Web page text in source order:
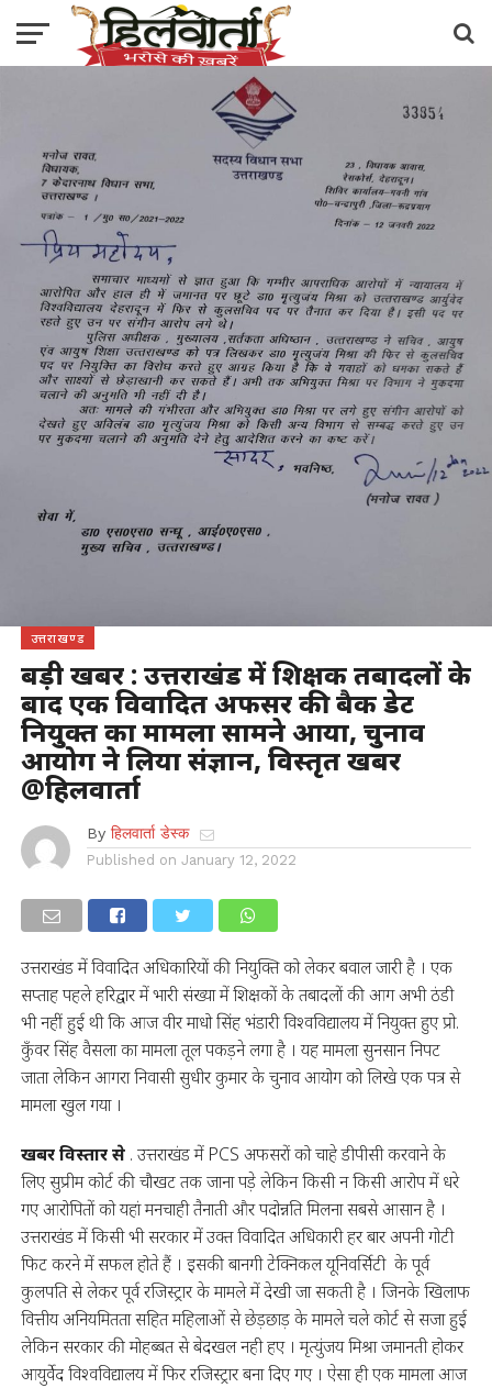
उत्तराखण्ड
बड़ी खबर : उत्तराखंड में शिक्षक तबादलों के
बाद एक विवादित अफसर की बैक डेट
नियुक्त का मामला सामने आया, चुनाव
आयोग ने लिया संज्ञान, विस्तृत खबर
@हिलवार्ता
By हिलवार्ता डेस्क
Published on January 12, 2022
उत्तराखंड में विवादित अधिकारियों की नियुक्ति को लेकर बवाल जारी है । एक
सप्ताह पहले हरिद्वार में भारी संख्या में शिक्षकों के तबादलों की आग अभी ठंडी
भी नहीं हुई थी कि आज वीर माधो सिंह भंडारी विश्वविद्यालय में नियुक्त हुए प्रो.
कुँवर सिंह वैसला का मामला तूल पकड़ने लगा है । यह मामला सुनसान निपट
जाता लेकिन आगरा निवासी सुधीर कुमार के चुनाव आयोग को लिखे एक पत्र से
मामला खुल गया ।
खबर विस्तार से. उत्तराखंड में PCS अफसरों को चाहे डीपीसी करवाने के
लिए सुप्रीम कोर्ट की चौखट तक जाना पड़े लेकिन किसी न किसी आरोप में धरे
गए आरोपितों को यहां मनचाही तैनाती और पदोन्नति मिलना सबसे आसान है ।
उत्तराखंड में किसी भी सरकार में उक्त विवादित अधिकारी हर बार अपनी गोटी
फिट करने में सफल होते हैं । इसकी बानगी टेक्निकल यूनिवर्सिटी के पूर्व
कुलपति से लेकर पूर्व रजिस्ट्रार के मामले में देखी जा सकती है । जिनके खिलाफ
वित्तीय अनियमितता सहित महिलाओं से छेड़छाड़ के मामले चले कोर्ट से सजा हुई
लेकिन सरकार की मोहब्बत से बेदखल नही हए । मृत्युंजय मिश्रा जमानती होकर
आयुर्वेद विश्वविद्यालय में फिर रजिस्ट्रार बना दिए गए । ऐसा ही एक मामला आज